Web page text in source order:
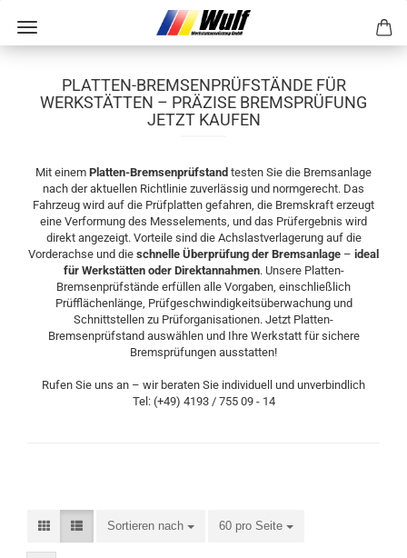
PLATTEN-BREMSENPRÜFSTÄNDE FÜR
WERKSTÄTTEN – PRÄZISE BREMSPRÜFUNG
JETZT KAUFEN
Mit einem Platten-Bremsenprüfstand testen Sie die Bremsanlage
nach der aktuellen Richtlinie zuverlässig und normgerecht. Das
Fahrzeug wird auf die Prüfplatten gefahren, die Bremskraft erzeugt
eine Verformung des Messelements, und das Prüfergebnis wird
direkt angezeigt. Vorteile sind die Achslastverlagerung auf die
Vorderachse und die schnelle Überprüfung der Bremsanlage – ideal
für Werkstätten oder Direktannahmen. Unsere Platten-
Bremsenprüfstände erfüllen alle Vorgaben, einschließlich
Prüfflächenlänge, Prüfgeschwindigkeitsüberwachung und
Schnittstellen zu Prüforganisationen. Jetzt Platten-
Bremsenprüfstand auswählen und Ihre Werkstatt für sichere
Bremsprüfungen ausstatten!
Rufen Sie uns an – wir beraten Sie individuell und unverbindlich
Tel: (+49) 4193 / 755 09 - 14
Sortieren nach 60 pro Seite